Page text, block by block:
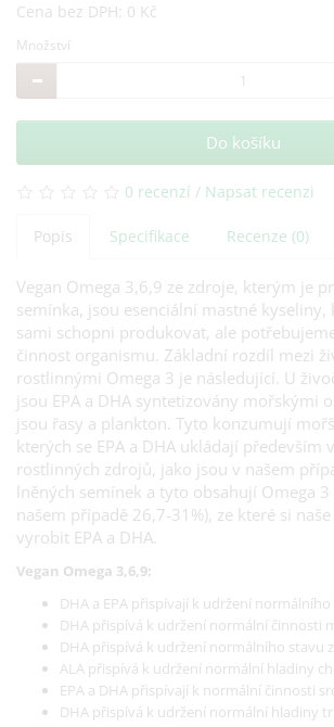
Cena bez DPH: 0 Kč
Množství
Do košíku
0 recenzí / Napsat recenzi
Popis Specifikace Recenze (0)
Vegan Omega 3,6,9 ze zdroje, kterým je
semínka, jsou esenciální mastné kyseliny,
sami schopni produkovat, ale
činnost organismu. Základní rozdíl mezi
rostlinnými Omega 3 je následující. U
jsou EPA a DHA syntetizovány mořskými
jsou řasy a plankton. Tyto konzumují
kterých se EPA a DHA ukládají především
rostlinných zdrojů, jako jsou v našem
lněných semínek a tyto obsahují Omega
našem případě 26,7-31%), ze které si
vyrobit EPA a DHA.
Vegan Omega 3,6,9:
DHA a EPA přispívají k udržení
DHA přispívá k udržení normální činnosti
DHA přispívá k udržení normálního stavu
ALA přispívá k udržení normální hladiny
EPA a DHA přispívají k normální činnosti
DHA přispívá k udržení normální hladiny